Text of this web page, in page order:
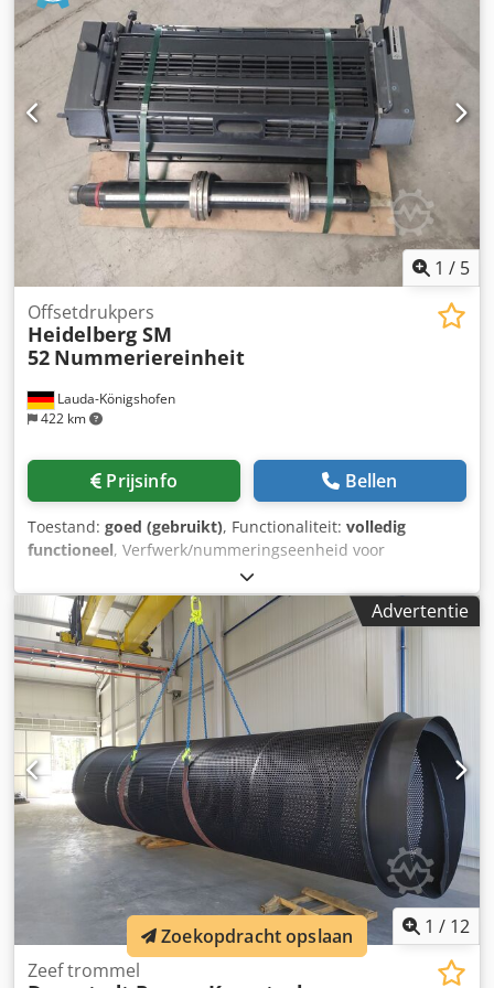
1 / 5
Lauda-Königshofen
422 km
Offsetdrukpers
Heidelberg SM
52 Nummeriereinheit
Prijsinfo Bellen
Toestand: goed (gebruikt), Functionaliteit: volledig
functioneel, Verfwerk/nummeringseenheid voor
Heidelberg SM 52 offsetdrukpers, inclusief nummeringsas
+ 4 nummeringswerken met vooruit-teller en
dwarsperforatie. Chjdpfjyvftasx Abuoa
Advertentie
1 / 12
Zeef trommel
Zoekopdracht opslaan